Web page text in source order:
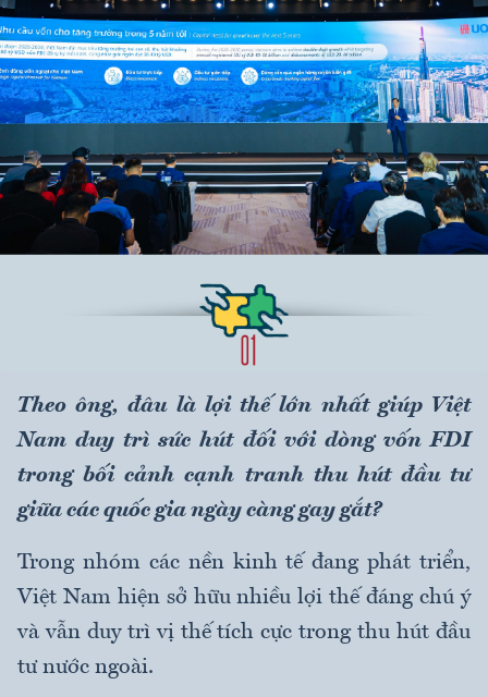
Theo ông, đâu là lợi thế lớn nhất giúp Việt
Nam duy trì sức hút đối với dòng vốn FDI
trong bối cảnh cạnh tranh thu hút đầu tư
giữa các quốc gia ngày càng gay gắt?
Trong nhóm các nền kinh tế đang phát triển,
Việt Nam hiện sở hữu nhiều lợi thế đáng chú ý
và vẫn duy trì vị thế tích cực trong thu hút đầu
tư nước ngoài.